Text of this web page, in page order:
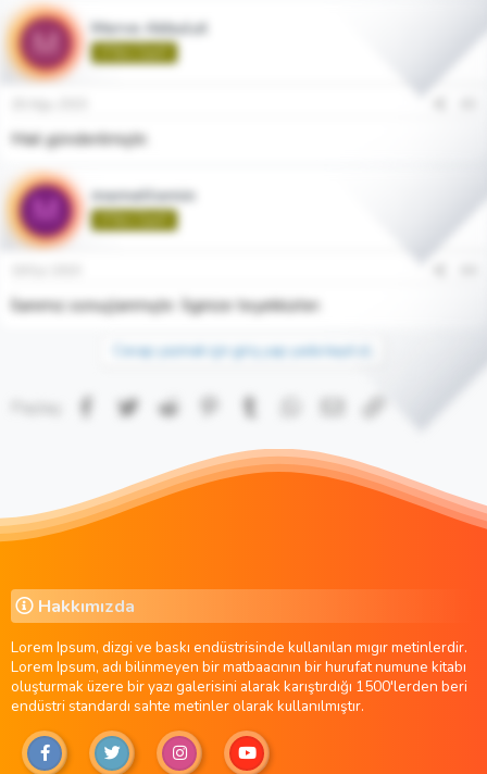
M Merve Akbulut
🌱Yeni Üye🌱
Mail gönderilmiştir.
M memettemin
🌱Yeni Üye🌱
İlanımız sonuçlanmıştır. İlginize teşekkürler.
Cevap yazmak için giriş yap yada kayıt ol.
Facebook
Twitter WhatsAppE-posta
Hakkımızda
Lorem Ipsum, dizgi ve baskı endüstrisinde kullanılan mıgır metinlerdir.
Lorem Ipsum, adı bilinmeyen bir matbaacının bir hurufat numune kitabı
oluşturmak üzere bir yazı galerisini alarak karıştırdığı 1500'lerden beri
endüstri standardı sahte metinler olarak kullanılmıştır.